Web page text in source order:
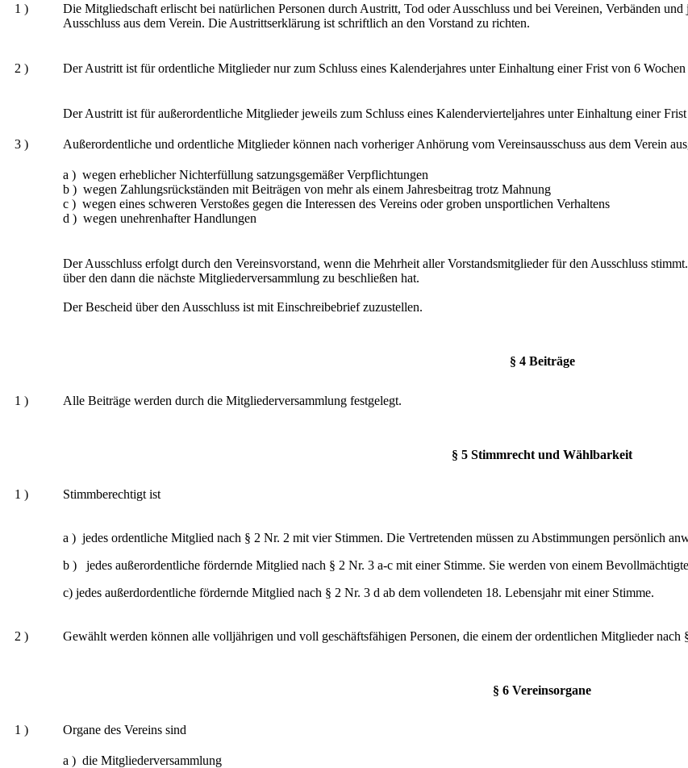
1 )
Die Mitgliedschaft erlischt bei natürlichen Personen durch Austritt, Tod oder Ausschluss und bei Vereinen, Verbänden
Ausschluss aus dem Verein. Die Austrittserklärung ist schriftlich an den Vorstand zu richten.
2 ) Der Austritt ist für ordentliche Mitglieder nur zum Schluss eines Kalenderjahres unter Einhaltung einer Frist von 6 Wochen
Der Austritt ist für außerordentliche Mitglieder jeweils zum Schluss eines Kalendervierteljahres unter Einhaltung einer
3 ) Außerordentliche und ordentliche Mitglieder können nach vorheriger Anhörung vom Vereinsausschuss aus dem Verein
a ) wegen erheblicher Nichterfüllung satzungsgemäßer Verpflichtungen
b ) wegen Zahlungsrückständen mit Beiträgen von mehr als einem Jahresbeitrag trotz Mahnung
c ) wegen eines schweren Verstoßes gegen die Interessen des Vereins oder groben unsportlichen Verhaltens
d ) wegen unehrenhafter Handlungen
Der Ausschluss erfolgt durch den Vereinsvorstand, wenn die Mehrheit aller Vorstandsmitglieder für den Ausschluss
über den dann die nächste Mitgliederversammlung zu beschließen hat.
Der Bescheid über den Ausschluss ist mit Einschreibebrief zuzustellen.
§ 4 Beiträge
1 ) Alle Beiträge werden durch die Mitgliederversammlung festgelegt.
§ 5 Stimmrecht und Wählbarkeit
1 ) Stimmberechtigt ist
a ) jedes ordentliche Mitglied nach § 2 Nr. 2 mit vier Stimmen. Die Vertretenden müssen zu Abstimmungen persönlich
b ) jedes außerordentliche fördernde Mitglied nach § 2 Nr. 3 a-c mit einer Stimme. Sie werden von einem
c) jedes außerdordentliche fördernde Mitglied nach § 2 Nr. 3 d ab dem vollendeten 18. Lebensjahr mit einer Stimme.
2 ) Gewählt werden können alle volljährigen und voll geschäftsfähigen Personen, die einem der ordentlichen Mitglieder nach
§ 6 Vereinsorgane
1 ) Organe des Vereins sind
a ) die Mitgliederversammlung